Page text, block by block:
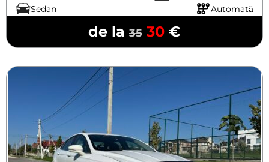
Sedan
Automată
de la 35 30 €